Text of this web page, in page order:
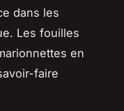
dans les
Les fouilles
en
faire